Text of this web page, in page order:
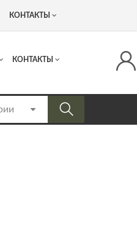
+7 (917) 537 17 16
КОНТАКТЫ
КОНТАКТЫ